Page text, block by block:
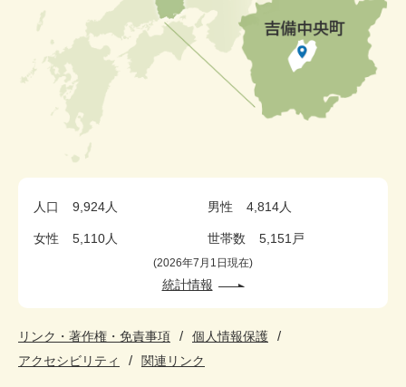
人口 9,924人 男性 4,814人
女性 5,110人 世帯数 5,151戸
2026年7月1日現在
統計情報
リンク・著作権・免責事項
個人情報保護
アクセシビリティ
関連リンク